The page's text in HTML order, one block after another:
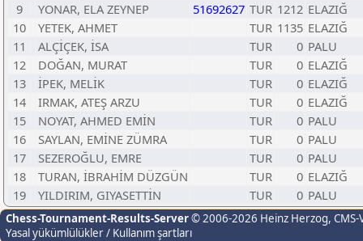
9
YONAR, ELA ZEYNEP 51692627 TUR 1212 ELAZIĞ
10
YETEK, AHMET TUR 1135 ELAZIĞ
11
ALÇİÇEK, İSA TUR 0 PALU
12
DOĞAN, MURAT TUR 0 ELAZIĞ
13
İPEK, MELİK TUR 0 ELAZIĞ
14
IRMAK, ATEŞ ARZU TUR 0 ELAZIĞ
15
NOYAT, AHMED EMİN TUR 0 PALU
16
SAYLAN, EMİNE ZÜMRA TUR 0 PALU
17
SEZEROĞLU, EMRE TUR 0 PALU
18
TURAN, İBRAHİM DÜZGÜN TUR 0 ELAZIĞ
19
YILDIRIM, GIYASETTİN TUR 0 PALU
Chess-Tournament-Results-Server© 2006-2026 Heinz Herzog,
Yasal yükümlülükler / Kullanım şartları